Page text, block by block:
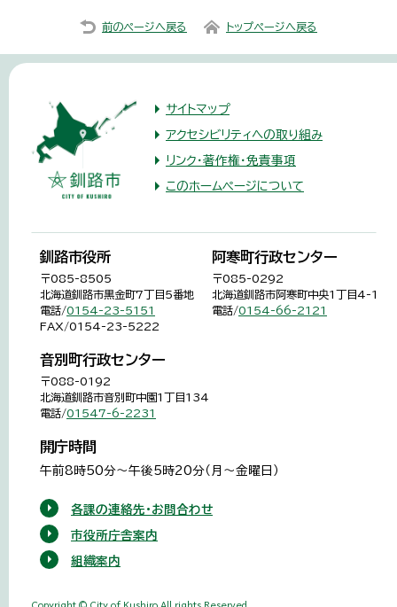
前のページへ戻る トップページへ戻る
サイトマップ
アクセシビリティへの取り組み
リンク・著作権・免責事項
このホームページについて
釧路市役所
〒085-8505
北海道釧路市黒金町7丁目5番地
電話/0154-23-5151
FAX/0154-23-5222
阿寒町行政センター
〒085-0292
北海道釧路市阿寒町中央1丁目4-1
電話/0154-66-2121
音別町行政センター
〒088-0192
北海道釧路市音別町中園1丁目134
電話/01547-6-2231
開庁時間
午前8時50分～午後5時20分（月～金曜日）
各課の連絡先・お問合わせ
市役所庁舎案内
組織案内